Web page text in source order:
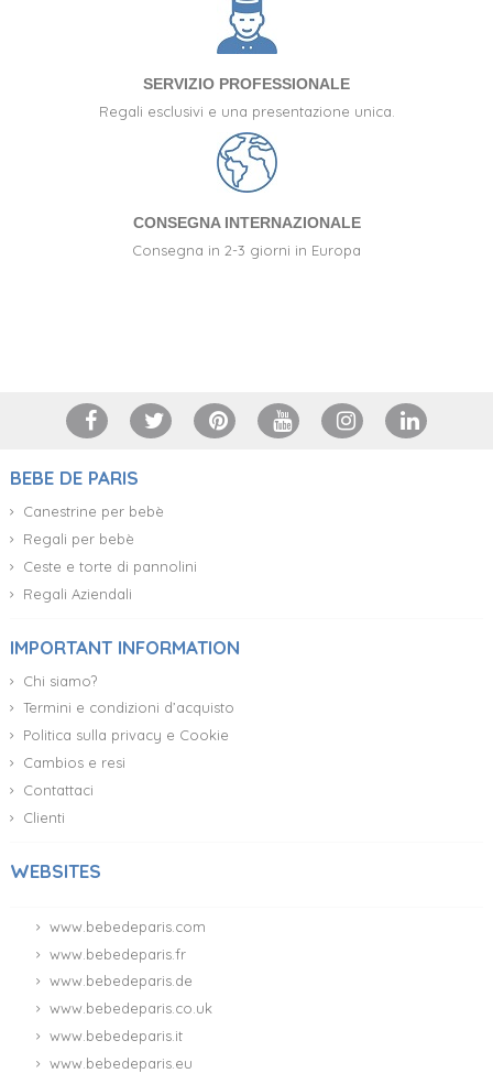
SERVIZIO PROFESSIONALE
Regali esclusivi e una presentazione unica.
CONSEGNA INTERNAZIONALE
Consegna in 2-3 giorni in Europa
BEBE DE PARIS
Canestrine per bebè
Regali per bebè
Ceste e torte di pannolini
Regali Aziendali
IMPORTANT INFORMATION
Chi siamo?
Termini e condizioni d’acquisto
Politica sulla privacy e Cookie
Cambios e resi
Contattaci
Clienti
WEBSITES
www.bebedeparis.com
www.bebedeparis.fr
www.bebedeparis.de
www.bebedeparis.co.uk
www.bebedeparis.it
www.bebedeparis.eu